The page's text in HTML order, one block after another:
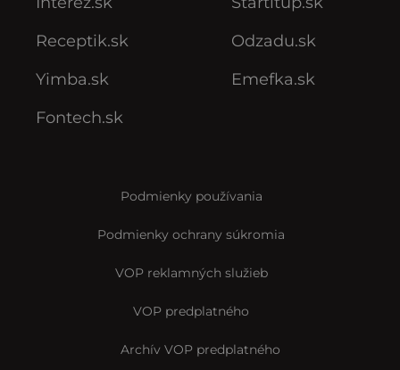
Receptik.sk
Yimba.sk
Fontech.sk
Odzadu.sk
Emefka.sk
Podmienky používania
Podmienky ochrany súkromia
VOP reklamných služieb
VOP predplatného
Archív VOP predplatného